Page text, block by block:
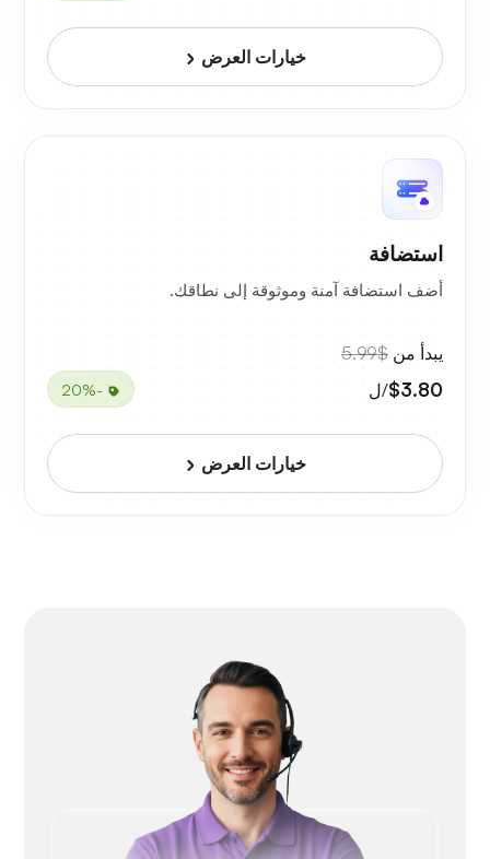
خيارات العرض
استضافة
أضف استضافة آمنة وموثوقة إلى نطاقك.
يبدأ من $5.99
$3.80/ل -20%
خيارات العرض